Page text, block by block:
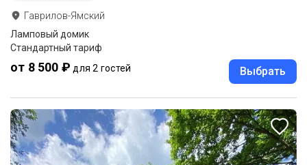
Гаврилов-Ямский
Ламповый домик
Стандартный тариф
от 8 500 ₽ для 2 гостей Выбрать